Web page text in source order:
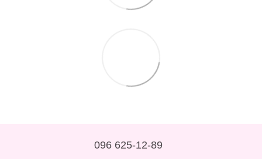
096 625-12-89